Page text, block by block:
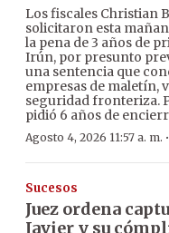
Los fiscales Christian
solicitaron esta
la pena de 3 años de
Irún, por presunto
una sentencia que
empresas de maletín,
seguridad fronteriza.
pidió 6 años de
Agosto 4, 2026 11:57 a. m. ·
Sucesos
Juez ordena
Javier y su